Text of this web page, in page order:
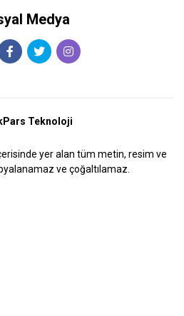
Medya
yer alan tüm metin, resim ve
ve çoğaltılamaz.
Teknoloji